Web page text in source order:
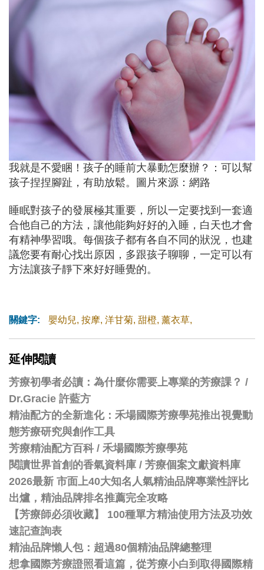
我就是不愛睏！孩子的睡前大暴動怎麼辦？：可以幫
孩子捏捏腳趾，有助放鬆。圖片來源：網路
睡眠對孩子的發展極其重要，所以一定要找到一套適
合他自己的方法，讓他能夠好好的入睡，白天也才會
有精神學習哦。每個孩子都有各自不同的狀況，也建
議您要有耐心找出原因，多跟孩子聊聊，一定可以有
方法讓孩子靜下來好好睡覺的。
關鍵字: 嬰幼兒, 按摩, 洋甘菊, 甜橙, 薰衣草,
延伸閱讀
芳療初學者必讀：為什麼你需要上專業的芳療課？ /
Dr.Gracie 許藍方
精油配方的全新進化：禾場國際芳療學苑推出視覺動
態芳療研究與創作工具
芳療精油配方百科 / 禾場國際芳療學苑
閱讀世界首創的香氣資料庫 / 芳療個案文獻資料庫
2026最新 市面上40大知名人氣精油品牌專業性評比
出爐，精油品牌排名推薦完全攻略
【芳療師必須收藏】 100種單方精油使用方法及功效
速記查詢表
精油品牌懶人包：超過80個精油品牌總整理
想拿國際芳療證照看這篇，從芳療小白到取得國際精